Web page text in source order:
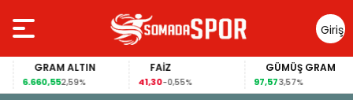
Giriş
Yap
GRAM ALTIN
6.660,552,59%
FAİZ
41,30-0,55%
GÜMÜŞ GRAM
97,573,57%